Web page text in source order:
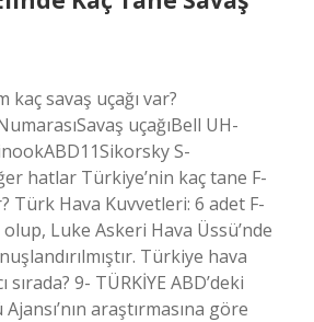
kaç savaş uçağı var?
uçağıBell UH-
S-
hatlar Türkiye’nin kaç tane F-
Türk Hava Kuvvetleri: 6 adet F-
Luke Askeri Hava Üssü’nde
Türkiye hava
sırada? 9- TÜRKİYE ABD’deki
araştırmasına göre